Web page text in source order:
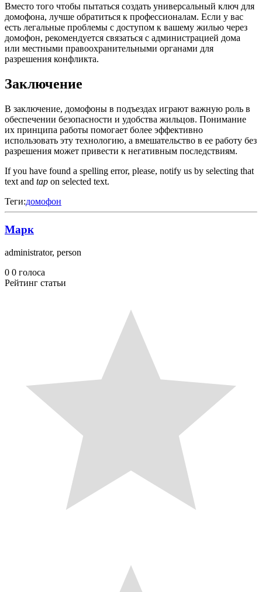
Вместо того чтобы пытаться создать универсальный ключ для
домофона, лучше обратиться к профессионалам. Если у вас
есть легальные проблемы с доступом к вашему жилью через
домофон, рекомендуется связаться с администрацией дома
или местными правоохранительными органами для
разрешения конфликта.
Заключение
В заключение, домофоны в подъездах играют важную роль в
обеспечении безопасности и удобства жильцов. Понимание
их принципа работы помогает более эффективно
использовать эту технологию, а вмешательство в ее работу без
разрешения может привести к негативным последствиям.
If you have found a spelling error, please, notify us by selecting that
text and tap on selected text.
Теги:домофон
Марк
administrator, person
0 0 голоса
Рейтинг статьи